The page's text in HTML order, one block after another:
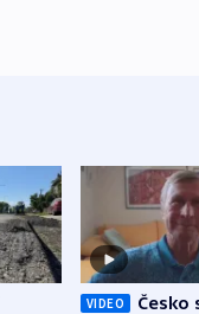
VIDEO
Česko